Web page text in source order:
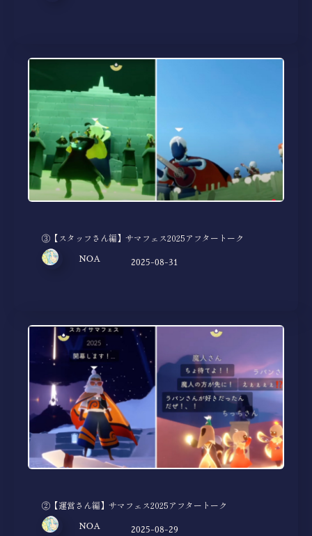
③【スタッフさん編】サマフェス2025アフタートーク
NOA 2025-08-31
②【運営さん編】サマフェス2025アフタートーク
NOA 2025-08-29